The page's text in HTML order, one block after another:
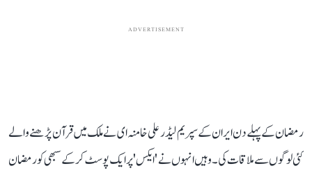
ADVERTISEMENT
رمضان کے پہلے دن ایران کے سپریم لیڈر علی خامنہ ای نے ملک میں قرآن پڑھنے والے
کئی لوگوں سے ملاقات کی۔ وہیں انہوں نے 'ایکس' پر ایک پوسٹ کرکے سبھی کو رمضان